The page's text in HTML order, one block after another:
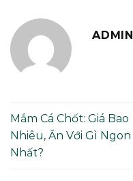
ADMIN
Mắm Cá Chốt: Giá Bao
Nhiêu, Ăn Với Gì Ngon
Nhất?